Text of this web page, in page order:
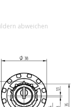
abweichen